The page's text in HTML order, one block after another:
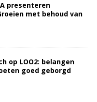
presenteren
met behoud van
op LOO2: belangen
goed geborgd